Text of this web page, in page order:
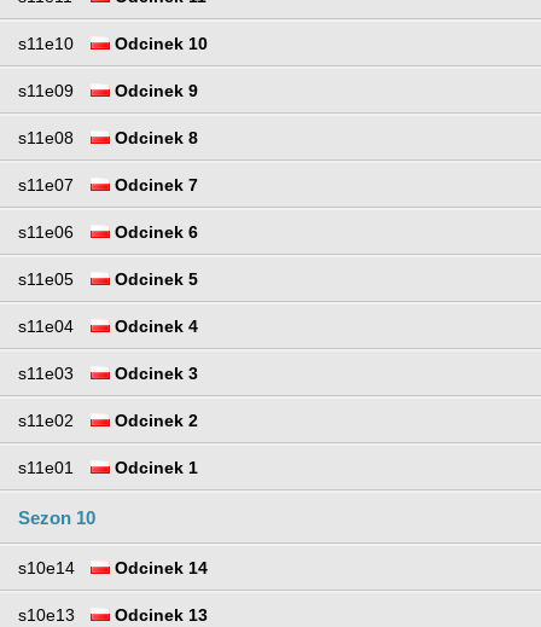
s11e10 Odcinek 10
s11e09 Odcinek 9
s11e08 Odcinek 8
s11e07 Odcinek 7
s11e06 Odcinek 6
s11e05 Odcinek 5
s11e04 Odcinek 4
s11e03 Odcinek 3
s11e02 Odcinek 2
s11e01 Odcinek 1
Sezon 10
s10e14 Odcinek 14
s10e13 Odcinek 13